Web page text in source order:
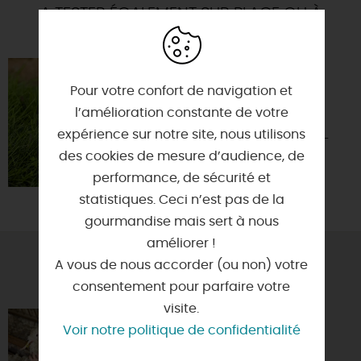
A TESTER ÉGALEMENT SUR PLACE OU À
PROXIMITÉ
LALUQUE
45480 -
BAZOCHES-LES-
GALLERANDES
VOUS AIMEREZ AUSSI
VISITE À LA FERME DES PETITS
BERGERS
Pour votre confort de navigation et
l’amélioration constante de votre
expérience sur notre site, nous utilisons
des cookies de mesure d’audience, de
performance, de sécurité et
statistiques. Ceci n’est pas de la
gourmandise mais sert à nous
améliorer !
A vous de nous accorder (ou non) votre
consentement pour parfaire votre
visite.
Voir notre politique de confidentialité